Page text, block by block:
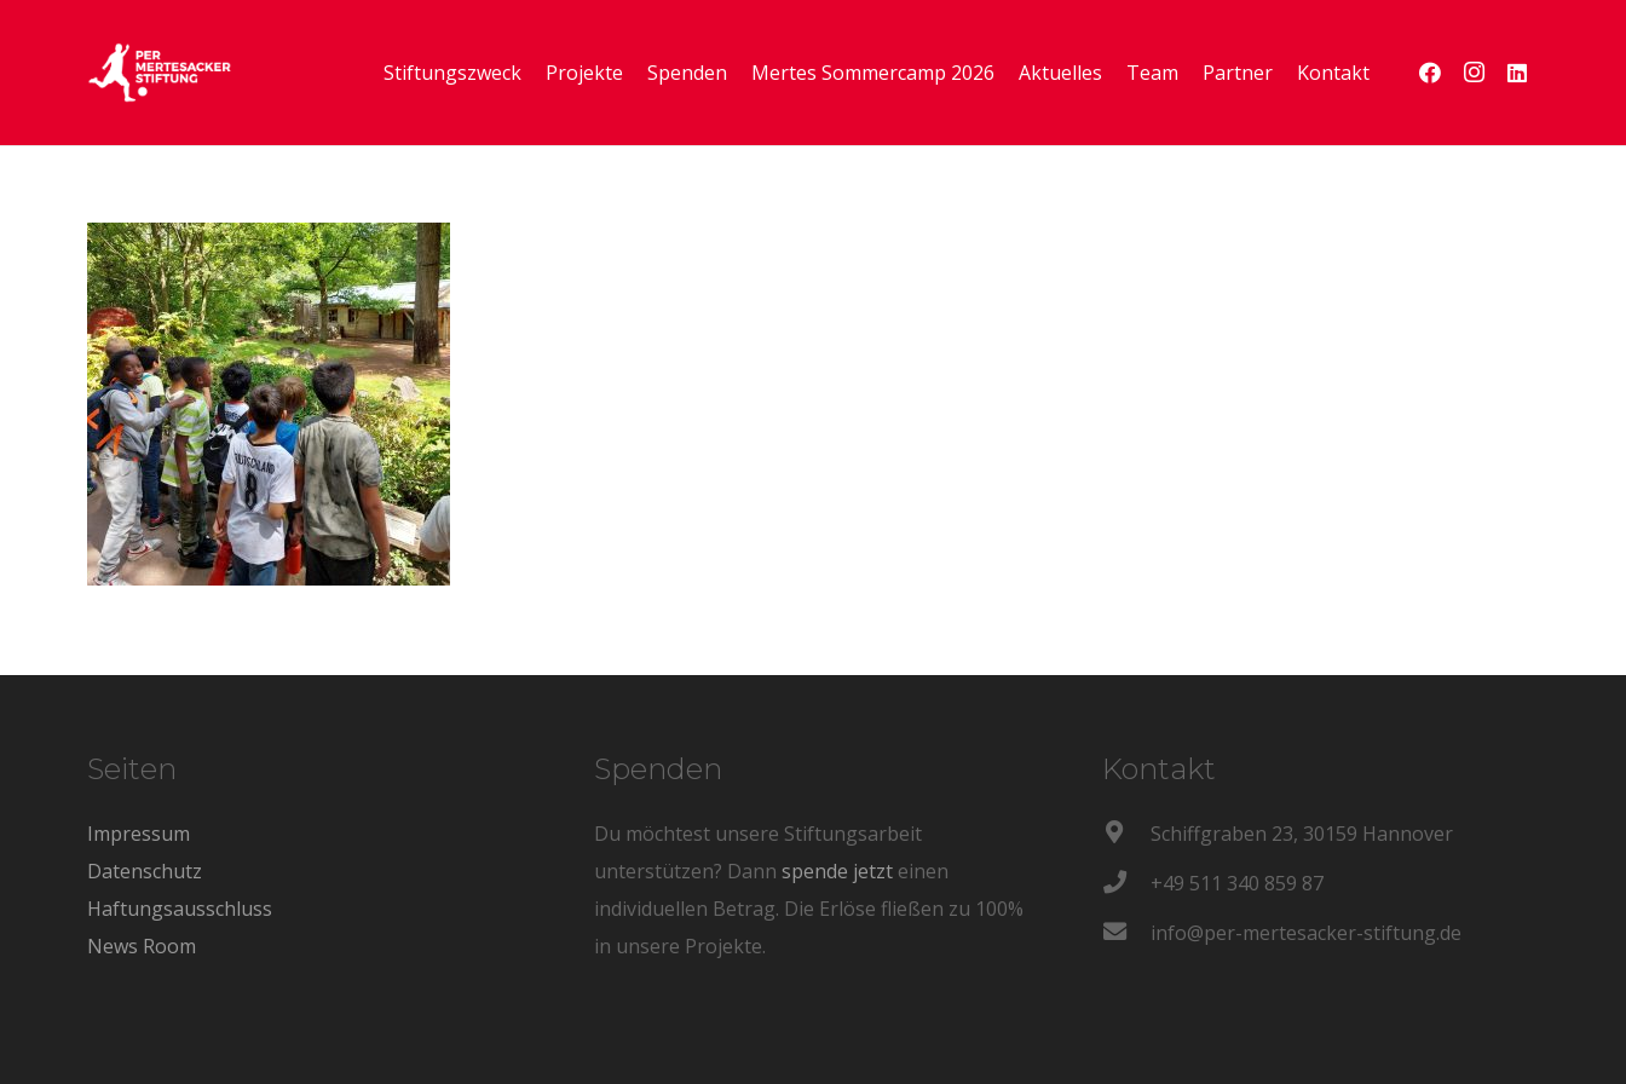
Stiftungszweck Projekte Spenden Mertes Sommercamp 2026 Aktuelles Team Partner Kontakt
Seiten
Impressum
Datenschutz
Haftungsausschluss
News Room
Spenden
Du möchtest unsere Stiftungsarbeit
unterstützen? Dannspende jetzt einen
individuellen Betrag. Die Erlöse fließen zu 100%
in unsere Projekte.
Kontakt
Schiffgraben 23, 30159 Hannover
+49 511 340 859 87
info@per-mertesacker-stiftung.de